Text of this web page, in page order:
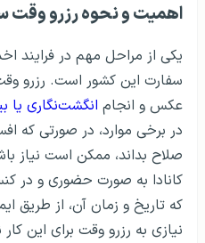
اهمیت و نحوه رزرو وقت
یکی از مراحل مهم در فرایند
سفارت این کشور است. رزرو
عکس و انجام انگشت‌‌نگاری یا
در برخی موارد، در صورتی که
صلاح بداند، ممکن است نیاز
کانادا به صورت حضوری و در
که تاریخ و زمان آن، از طریق
نیازی به رزرو وقت برای این